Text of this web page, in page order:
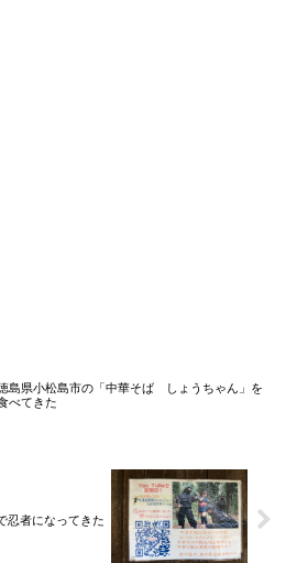
島県小松島市の「中華そば しょうちゃん」を
べてきた
忍者になってきた